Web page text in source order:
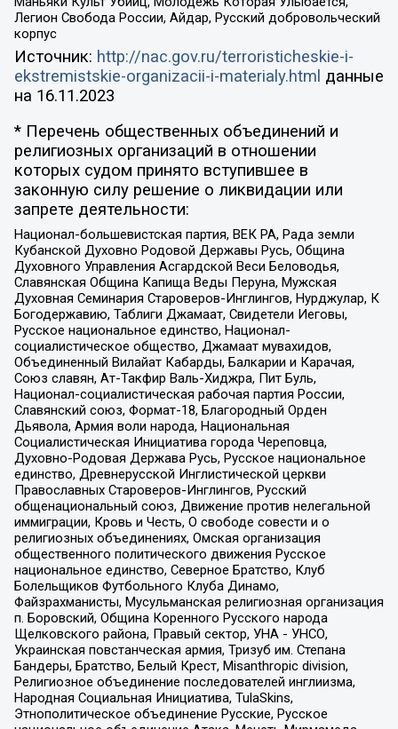
Легион Свобода России, Айдар, Русский добровольческий
корпус
Источник: http://nac.gov.ru/terroristicheskie-i-
ekstremistskie-organizacii-i-materialy.html данные
на 16.11.2023
* Перечень общественных объединений и
религиозных организаций в отношении
которых судом принято вступившее в
законную силу решение о ликвидации или
запрете деятельности:
Национал-большевистская партия, ВЕК РА, Рада земли
Кубанской Духовно Родовой Державы Русь, Община
Духовного Управления Асгардской Веси Беловодья,
Славянская Община Капища Веды Перуна, Мужская
Духовная Семинария Староверов-Инглингов, Нурджулар, К
Богодержавию, Таблиги Джамаат, Свидетели Иеговы,
Русское национальное единство, Национал-
социалистическое общество, Джамаат мувахидов,
Объединенный Вилайат Кабарды, Балкарии и Карачая,
Союз славян, Ат-Такфир Валь-Хиджра, Пит Буль,
Национал-социалистическая рабочая партия России,
Славянский союз, Формат-18, Благородный Орден
Дьявола, Армия воли народа, Национальная
Социалистическая Инициатива города Череповца,
Духовно-Родовая Держава Русь, Русское национальное
единство, Древнерусской Инглистической церкви
Православных Староверов-Инглингов, Русский
общенациональный союз, Движение против нелегальной
иммиграции, Кровь и Честь, О свободе совести и о
религиозных объединениях, Омская организация
общественного политического движения Русское
национальное единство, Северное Братство, Клуб
Болельщиков Футбольного Клуба Динамо,
Файзрахманисты, Мусульманская религиозная организация
п. Боровский, Община Коренного Русского народа
Щелковского района, Правый сектор, УНА - УНСО,
Украинская повстанческая армия, Тризуб им. Степана
Бандеры, Братство, Белый Крест, Misanthropic division,
Религиозное объединение последователей инглиизма,
Народная Социальная Инициатива, TulaSkins,
Этнополитическое объединение Русские, Русское